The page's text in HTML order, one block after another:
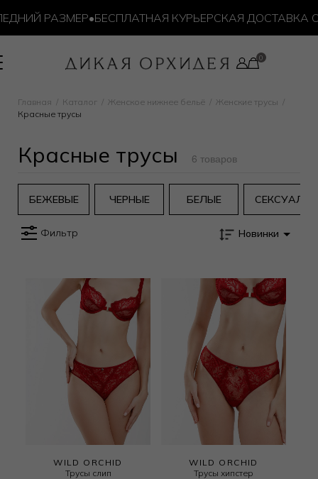
РАЗМЕР•БЕСПЛАТНАЯ КУРЬЕРСКАЯ ДОСТАВКА ОТ
Главная Каталог Женское нижнее бельё
Женские трусы
Красные трусы
Красные трусы 6 товаров
БЕЖЕВЫЕ ЧЕРНЫЕ БЕЛЫЕ
Фильтр Новинки
WILD ORCHID
Трусы слип
WILD ORCHID
Трусы хипстер